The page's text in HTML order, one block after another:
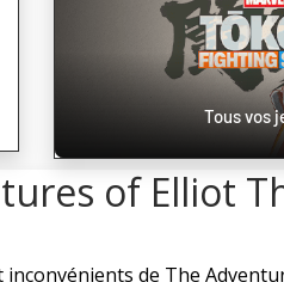
Tous vos
of Elliot
de The